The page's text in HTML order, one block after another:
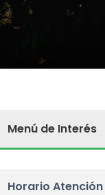
Menú de Interés
Horario